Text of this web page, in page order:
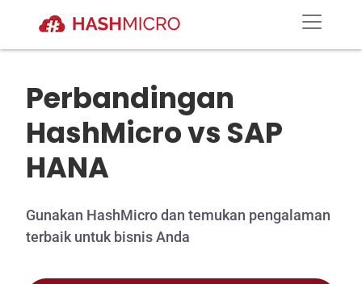
Perbandingan
HashMicro vs SAP
HANA
Gunakan HashMicro dan temukan pengalaman
terbaik untuk bisnis Anda